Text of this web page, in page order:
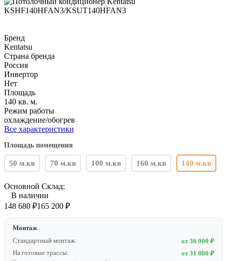
Бренд
Kentatsu
Страна бренда
Россия
Инвертор
Нет
Площадь
140 кв. м.
Режим работы
охлаждение/обогрев
Все характеристики
Площадь помещения
50 м.кв 70 м.кв 100 м.кв 160 м.кв 140 м.кв
Основной Склад:
В наличии
148 680 ₽165 200 ₽
Монтаж
Стандартный монтаж:
от 36 900 ₽
На готовые трассы:
от 31 000 ₽